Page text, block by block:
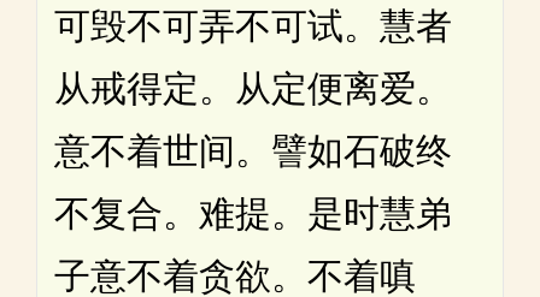
可毁不可弄不可试。慧者
从戒得定。从定便离爱。
意不着世间。譬如石破终
不复合。难提。是时慧弟
子意不着贪欲。不着嗔